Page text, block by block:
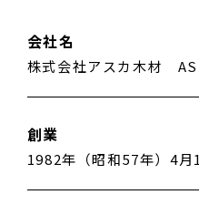
会社名
株式会社アスカ木材
創業
1982年（昭和57年）4月